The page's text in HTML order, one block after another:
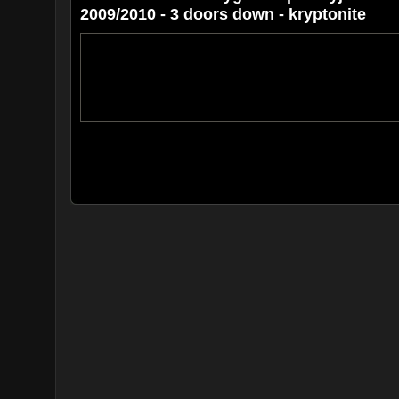
2009/2010 - 3 doors down - kryptonite